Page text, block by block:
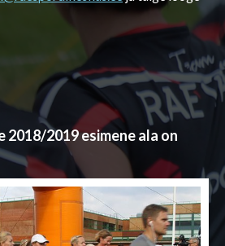
2018/2019 esimene ala on